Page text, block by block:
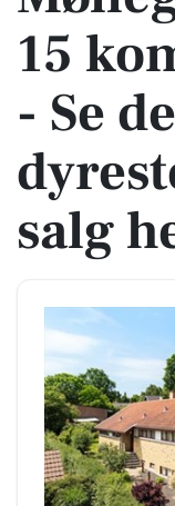
15
- Se
salg